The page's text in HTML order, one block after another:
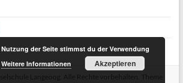
der Seite stimmst du der Verwendung
Weitere Informationen Akzeptieren